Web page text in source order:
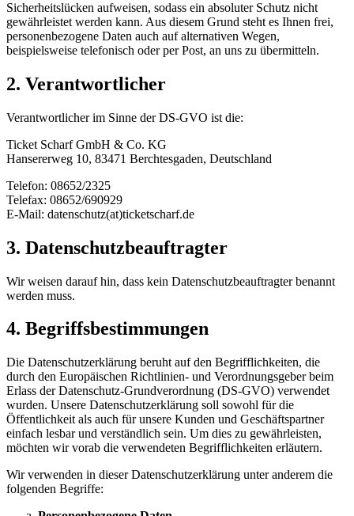
Sicherheitslücken aufweisen, sodass ein absoluter Schutz nicht
gewährleistet werden kann. Aus diesem Grund steht es Ihnen frei,
personenbezogene Daten auch auf alternativen Wegen,
beispielsweise telefonisch oder per Post, an uns zu übermitteln.
2. Verantwortlicher
Verantwortlicher im Sinne der DS-GVO ist die:
Ticket Scharf GmbH & Co. KG
Hansererweg 10, 83471 Berchtesgaden, Deutschland
Telefon: 08652/2325
Telefax: 08652/690929
E-Mail: datenschutz(at)ticketscharf.de
3. Datenschutzbeauftragter
Wir weisen darauf hin, dass kein Datenschutzbeauftragter benannt
werden muss.
4. Begriffsbestimmungen
Die Datenschutzerklärung beruht auf den Begrifflichkeiten, die
durch den Europäischen Richtlinien- und Verordnungsgeber beim
Erlass der Datenschutz-Grundverordnung (DS-GVO) verwendet
wurden. Unsere Datenschutzerklärung soll sowohl für die
Öffentlichkeit als auch für unsere Kunden und Geschäftspartner
einfach lesbar und verständlich sein. Um dies zu gewährleisten,
möchten wir vorab die verwendeten Begrifflichkeiten erläutern.
Wir verwenden in dieser Datenschutzerklärung unter anderem die
folgenden Begriffe: